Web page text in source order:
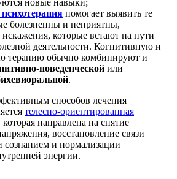
новые навыки;
помогает выявить те
болезненны и неприятны,
которые встают на пути
деятельности. Когнитивную и
терапию обычно комбинируют и
поведенческой или
.
способов лечения
телесно-ориентированная
которая направлена на снятие
восстановление связи
сознанием и нормализации
энергии.